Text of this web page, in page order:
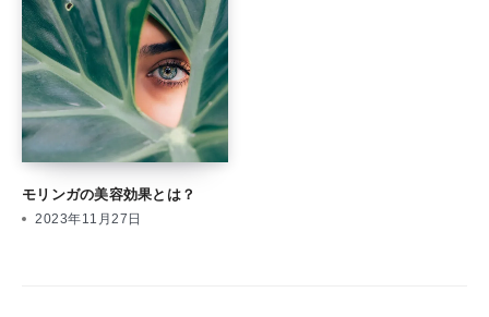
モリンガの美容効果とは？
2023年11月27日